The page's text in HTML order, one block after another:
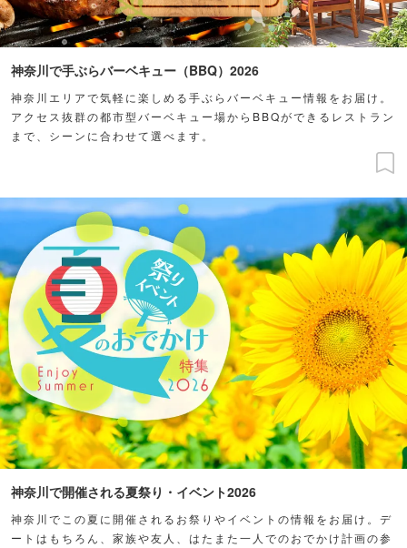
神奈川で手ぶらバーベキュー（BBQ）2026
神奈川エリアで気軽に楽しめる手ぶらバーベキュー情報をお届け。
アクセス抜群の都市型バーベキュー場からBBQができるレストラン
まで、シーンに合わせて選べます。
神奈川で開催される夏祭り・イベント2026
神奈川でこの夏に開催されるお祭りやイベントの情報をお届け。デ
ートはもちろん、家族や友人、はたまた一人でのおでかけ計画の参